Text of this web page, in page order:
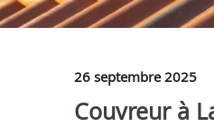
26 septembre 2025
Couvreur à